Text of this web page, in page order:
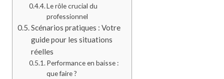
Le rôle crucial du
professionnel
Scénarios pratiques : Votre
guide pour les situations
réelles
Performance en baisse :
que faire ?